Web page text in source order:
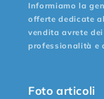
Informiamo la
offerte dedicate
vendita avrete
professionalità e
Foto articoli